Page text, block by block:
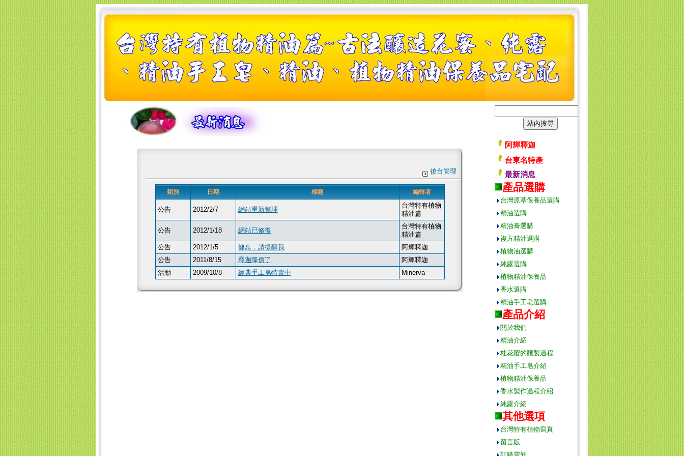
阿輝釋迦
台東名特產
最新消息
產品選購
台灣原萃保養品選購
精油選購
精油膏選購
複方精油選購
植物油選購
純露選購
植物精油保養品
香水選購
精油手工皂選購
產品介紹
關於我們
精油介紹
桂花蜜的釀製過程
精油手工皂介紹
植物精油保養品
香水製作過程介紹
純露介紹
其他選項
台灣特有植物寫真
留言版